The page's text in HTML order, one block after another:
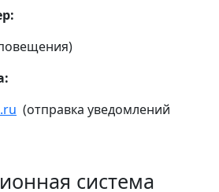
(отправка уведомлений
система